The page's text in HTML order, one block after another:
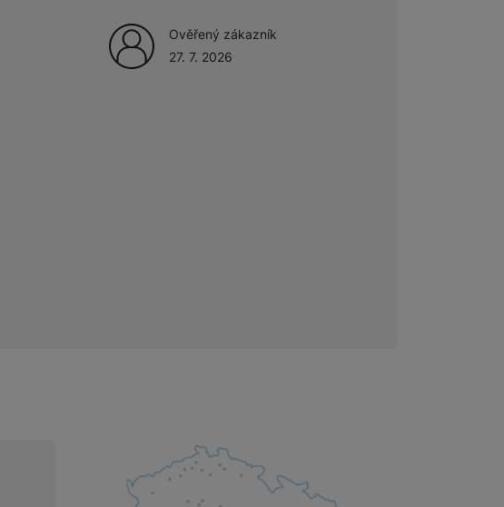
vhodné obsahy nebo reklamy jak
Ověřený zákazník
27. 7. 2026